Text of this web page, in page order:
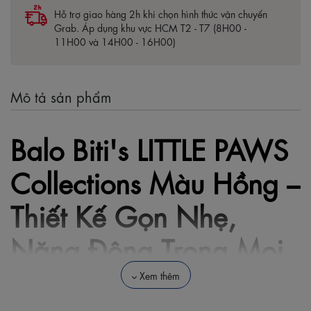
Hỗ trợ giao hàng 2h khi chọn hình thức vận chuyển
Grab. Áp dụng khu vực HCM T2 - T7 (8H00 -
11H00 và 14H00 - 16H00)
Mô tả sản phẩm
Balo Biti's LITTLE PAWS
Collections Màu Hồng –
Thiết Kế Gọn Nhẹ,
Năng Động Trong Mọi
Hành TrìnhXem thêm